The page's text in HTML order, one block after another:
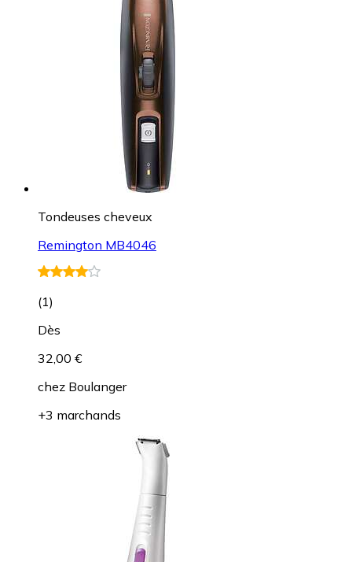
Tondeuses cheveux
Remington MB4046
(1)
Dès
32,00 €
chez Boulanger
+3 marchands